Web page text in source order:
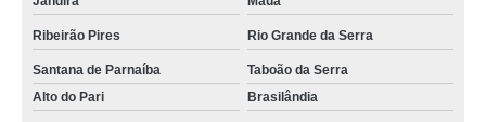
Ribeirão Pires Rio Grande da Serra
Santana de Parnaíba
Taboão da Serra
Alto do Pari
Brasilândia